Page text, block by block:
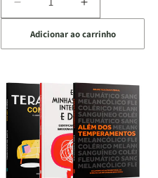
Diminuir
a
quantidade
de
Quarto
de
Guerra
Livro
+
Devocional
Aumentar
a
quantidade
de
Quarto
de
Guerra
|
Livro
+
Devocional
Adicionar ao carrinho